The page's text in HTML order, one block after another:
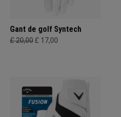
Gant de golf Syntech
£ 20,00 £ 17,00